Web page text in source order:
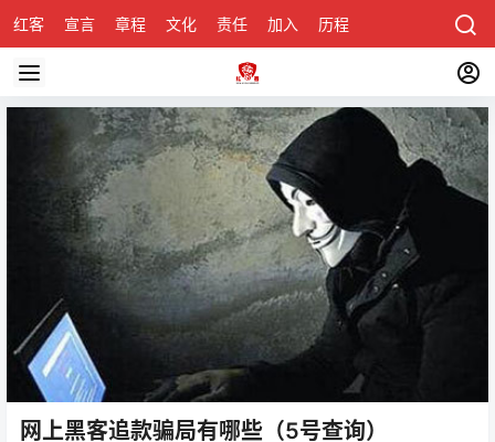
红客 宣言 章程 文化 责任 加入 历程 关于
网上黑客追款骗局有哪些（5号查询）